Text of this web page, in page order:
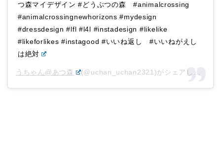
つ森マイデザイン #どうぶつの森 #animalcrossing
#animalcrossingnewhorizons #mydesign
#dressdesign #lfl #l4l #instadesign #likelike
#likeforlikes #instagood #いいね返し #いいねがえし
は絶対
うちゃん@あつ森 (@uchan_uchan2321)がシェアした投稿 –